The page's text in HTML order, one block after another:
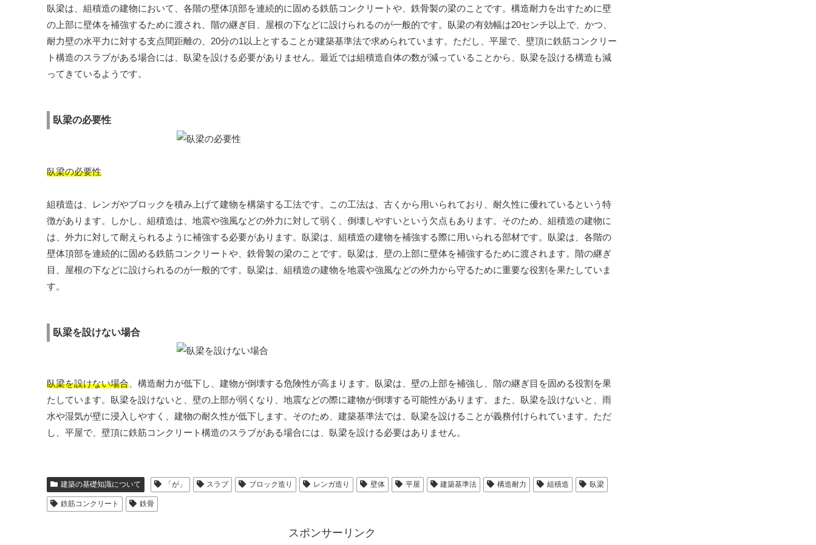
臥梁は、組積造の建物において、各階の壁体頂部を連続的に固める鉄筋コンクリートや、鉄骨製の梁のことです。構造耐力を出すために壁
の上部に壁体を補強するために渡され、階の継ぎ目、屋根の下などに設けられるのが一般的です。臥梁の有効幅は20センチ以上で、かつ、
耐力壁の水平力に対する支点間距離の、20分の1以上とすることが建築基準法で求められています。ただし、平屋で、壁頂に鉄筋コンクリー
ト構造のスラブがある場合には、臥梁を設ける必要がありません。最近では組積造自体の数が減っていることから、臥梁を設ける構造も減
ってきているようです。
臥梁の必要性
臥梁の必要性
組積造は、レンガやブロックを積み上げて建物を構築する工法です。この工法は、古くから用いられており、耐久性に優れているという特
徴があります。しかし、組積造は、地震や強風などの外力に対して弱く、倒壊しやすいという欠点もあります。そのため、組積造の建物に
は、外力に対して耐えられるように補強する必要があります。臥梁は、組積造の建物を補強する際に用いられる部材です。臥梁は、各階の
壁体頂部を連続的に固める鉄筋コンクリートや、鉄骨製の梁のことです。臥梁は、壁の上部に壁体を補強するために渡されます。階の継ぎ
目、屋根の下などに設けられるのが一般的です。臥梁は、組積造の建物を地震や強風などの外力から守るために重要な役割を果たしていま
す。
臥梁を設けない場合
臥梁を設けない場合 、構造耐力が低下し、建物が倒壊する危険性が高まります。臥梁は、壁の上部を補強し、階の継ぎ目を固める役割を果
たしています。臥梁を設けないと、壁の上部が弱くなり、地震などの際に建物が倒壊する可能性があります。また、臥梁を設けないと、雨
水や湿気が壁に浸入しやすく、建物の耐久性が低下します。そのため、建築基準法では、臥梁を設けることが義務付けられています。ただ
し、平屋で、壁頂に鉄筋コンクリート構造のスラブがある場合には、臥梁を設ける必要はありません。
建築の基礎知識について 「が」 スラブ ブロック造り レンガ造り 壁体 平屋 建築基準法 構造耐力 組積造 臥梁
鉄筋コンクリート 鉄骨
スポンサーリンク